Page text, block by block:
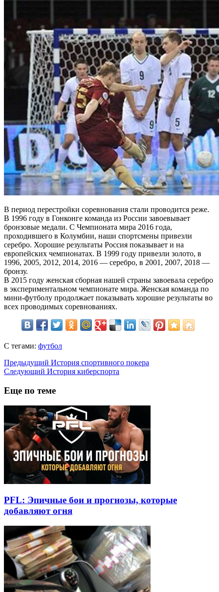
В период перестройки соревнования стали проводится реже.
В 1996 году в Гонконге команда из России завоевывает
бронзовые медали. С Чемпионата мира 2016 года,
проходившего в Колумбии, наши спортсмены привезли
серебро. Хорошие результаты Россия показывает и на
европейских чемпионатах. В 1999 году привезли золото, в
1996, 2005, 2012, 2014, 2016 — серебро, в 2001, 2007, 2018 —
бронзу.
В 2015 году женская сборная нашей страны завоевала серебро
в экспериментальном чемпионате мира. Женская команда по
мини-футболу продолжает показывать хорошие результаты во
всех проводимых соревнованиях.
С тегами: футбол
Предыдущий История спортивного покера
Следующий История киберспорта
Еще по теме
PFL: Эпичные бои и прогнозы, которые
добавляют огня